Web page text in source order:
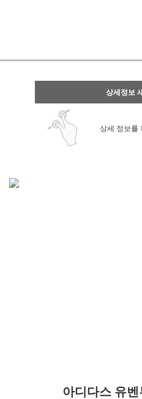
상세정보
상세 정보를
아디다스 유